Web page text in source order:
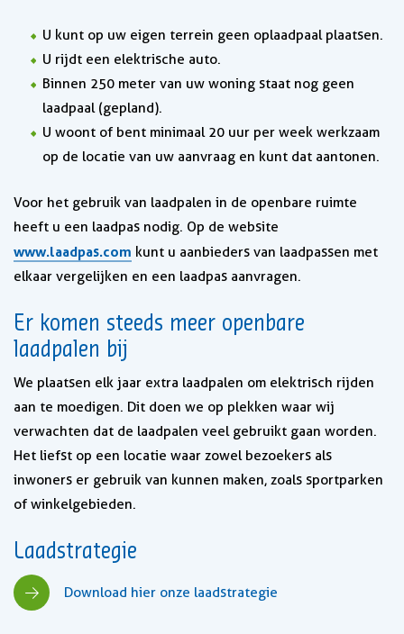
U kunt op uw eigen terrein geen oplaadpaal plaatsen.
U rijdt een elektrische auto.
Binnen 250 meter van uw woning staat nog geen
laadpaal (gepland).
U woont of bent minimaal 20 uur per week werkzaam
op de locatie van uw aanvraag en kunt dat aantonen.
Voor het gebruik van laadpalen in de openbare ruimte
heeft u een laadpas nodig. Op de website
www.laadpas.com kunt u aanbieders van laadpassen met
elkaar vergelijken en een laadpas aanvragen.
Er komen steeds meer openbare
laadpalen bij
We plaatsen elk jaar extra laadpalen om elektrisch rijden
aan te moedigen. Dit doen we op plekken waar wij
verwachten dat de laadpalen veel gebruikt gaan worden.
Het liefst op een locatie waar zowel bezoekers als
inwoners er gebruik van kunnen maken, zoals sportparken
of winkelgebieden.
Laadstrategie
Download hier onze laadstrategie